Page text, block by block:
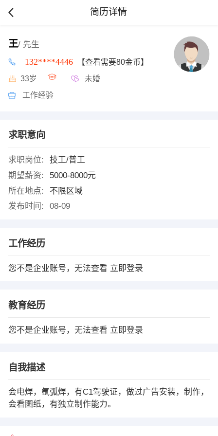
简历详情
王/ 先生
132****4446 【查看需要80金币】
33岁 未婚
工作经验
求职意向
求职岗位:
技工/普工
期望薪资:
5000-8000元
所在地点:
不限区域
发布时间:
08-09
工作经历
您不是企业账号，无法查看 立即登录
教育经历
您不是企业账号，无法查看 立即登录
自我描述
会电焊，氩弧焊，有C1驾驶证，做过广告安装，制作，
会看图纸，有独立制作能力。